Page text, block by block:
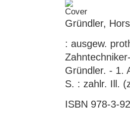
Gründler,
: ausgew.
Gründler. - 1.
S. : zahlr. Ill.
ISBN 978-3-